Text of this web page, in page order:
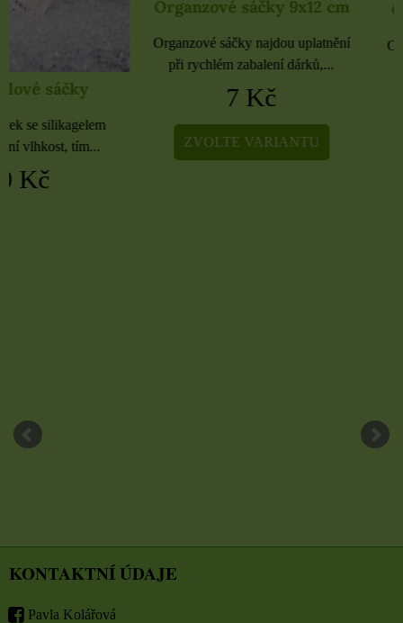
Organzové sáčky 9x12 cm
Organzové sáčky najdou uplatnění
při rychlém zabalení dárků,...
ZVOLTE VARIANTU
Organzové sáčky
Organzové sáčky najdou
při rychlém zabalení
ZVOLTE
KONTAKTNÍ ÚDAJE
Pavla Kolářová